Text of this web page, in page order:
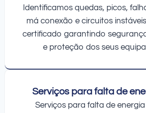
Identificamos quedas, picos,
má conexão e circuitos
certificado garantindo
e proteção dos seus
Serviços para falta de
Serviços para falta de